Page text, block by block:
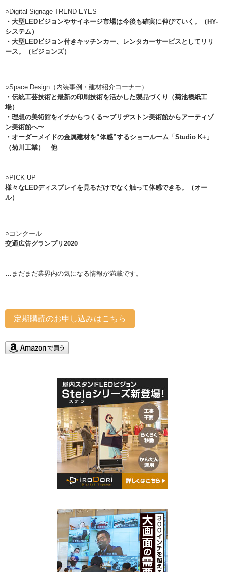
○Digital Signage TREND EYES
・ 大型LEDビジョンやサイネージ市場は今後も確実に伸びていく。（HY-
システム）
・大型LEDビジョン付きキッチンカー、レンタカーサービスとしてリリ
ース。（ビジョンズ）
○Space Design（内装事例・建材紹介コーナー）
・伝統工芸技術と最新の印刷技術を活かした製品づくり（菊池襖紙工
場）
・理想の美術館をイチからつくる〜ブリヂストン美術館からアーティゾ
ン美術館へ〜
・オーダーメイドの金属建材を“体感”するショールーム「Studio K+」
（菊川工業） 他
○PICK UP
様々なLEDディスプレイを見るだけでなく触って体感できる。（オー
ル）
○コンクール
交通広告グランプリ2020
…まだまだ業界内の気になる情報が満載です。
定期購読のお申し込みはこちら